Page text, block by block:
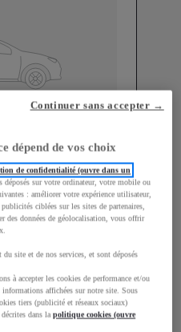
dépend de vos choix
de confidentialité (ouvre dans un
déposés sur votre ordinateur, votre mobile ou
: améliorer votre expérience utilisateur,
ciblées sur les sites de partenaires,
des données de géolocalisation, vous offrir
site et de nos services, et sont déposés
à accepter les cookies de performance et/ou
affichées sur notre site. Sous
tiers (publicité et réseaux sociaux)
décrites dans lapolitique cookies (ouvre
Continuer sans accepter →